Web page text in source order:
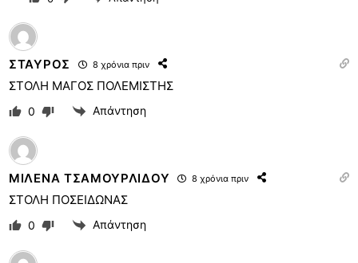
ΣΤΑΥΡΟΣ 8 χρόνια πριν
ΣΤΟΛΗ ΜΑΓΟΣ ΠΟΛΕΜΙΣΤΗΣ
0 Απάντηση
ΜΙΛΕΝΑ ΤΣΑΜΟΥΡΛΙΔΟΥ 8 χρόνια πριν
ΣΤΟΛΗ ΠΟΣΕΙΔΩΝΑΣ
0 Απάντηση